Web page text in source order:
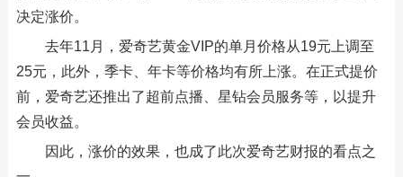
决定涨价。
去年11月，爱奇艺黄金VIP的单月价格从19元上调至
25元，此外，季卡、年卡等价格均有所上涨。在正式提价
前，爱奇艺还推出了超前点播、星钻会员服务等，以提升
会员收益。
因此，涨价的效果，也成了此次爱奇艺财报的看点之